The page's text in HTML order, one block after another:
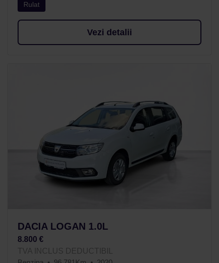
Rulat
Vezi detalii
DACIA LOGAN 1.0L
8.800 €
TVA INCLUS DEDUCTIBIL